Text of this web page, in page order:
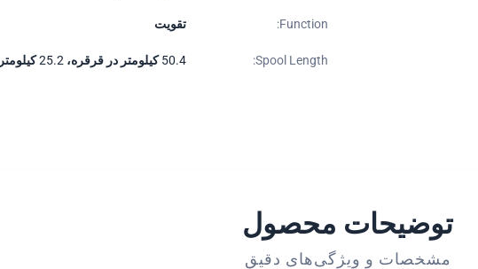
Function: تقویت
Spool Length: 50.4 کیلومتر در قرقره، 25.2 کیلومتر در قرقره یا سفارشی
توضیحات محصول
مشخصات و ویژگی‌های دقیق